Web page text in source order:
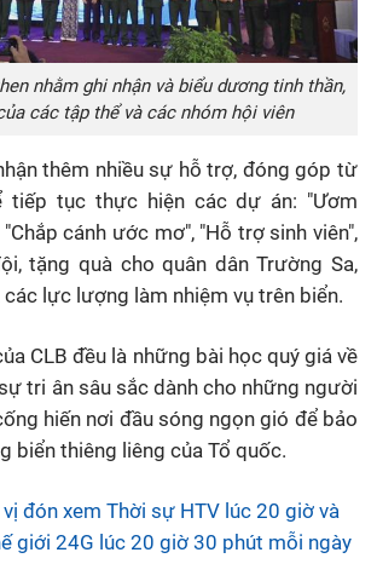
nhằm ghi nhận và biểu dương tinh thần,
các tập thể và các nhóm hội viên
thêm nhiều sự hỗ trợ, đóng góp từ
tiếp tục thực hiện các dự án: "Ươm
cánh ước mơ", "Hỗ trợ sinh viên",
tặng quà cho quân dân Trường Sa,
các lực lượng làm nhiệm vụ trên biển.
CLB đều là những bài học quý giá về
tri ân sâu sắc dành cho những người
hiến nơi đầu sóng ngọn gió để bảo
biển thiêng liêng của Tổ quốc.
đón xem Thời sự HTV lúc 20 giờ và
giới 24G lúc 20 giờ 30 phút mỗi ngày